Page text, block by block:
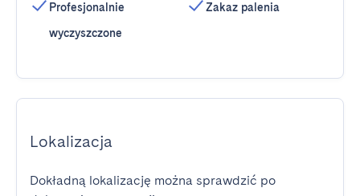
Profesjonalnie
wyczyszczone
Zakaz palenia
Lokalizacja
Dokładną lokalizację można sprawdzić po